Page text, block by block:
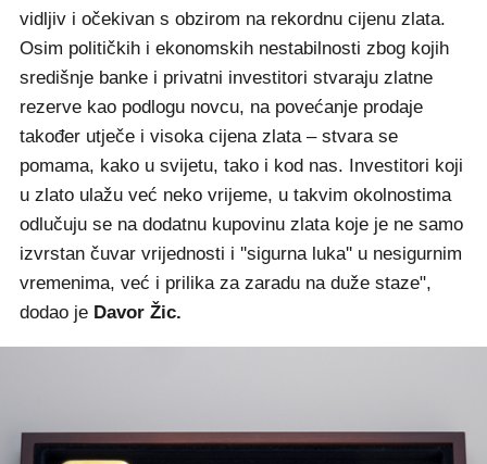
vidljiv i očekivan s obzirom na rekordnu cijenu zlata.
Osim političkih i ekonomskih nestabilnosti zbog kojih
središnje banke i privatni investitori stvaraju zlatne
rezerve kao podlogu novcu, na povećanje prodaje
također utječe i visoka cijena zlata – stvara se
pomama, kako u svijetu, tako i kod nas. Investitori koji
u zlato ulažu već neko vrijeme, u takvim okolnostima
odlučuju se na dodatnu kupovinu zlata koje je ne samo
izvrstan čuvar vrijednosti i ''sigurna luka'' u nesigurnim
vremenima, već i prilika za zaradu na duže staze",
dodao je Davor Žic.